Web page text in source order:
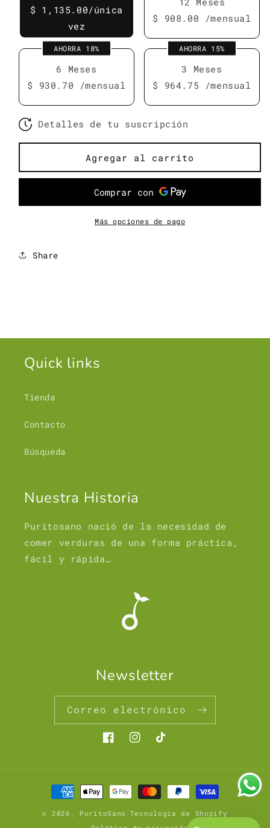
$ 1,135.00/única
vez
$ 908.00
/mensual
AHORRA 18%
6 Meses
$ 930.70
/mensual
AHORRA 15%
3 Meses
$ 964.75
/mensual
Detalles de tu suscripción
Agregar al carrito
Más opciones de pago
Share
Quick links
Tienda
Contacto
Búsqueda
Nuestra Historia
Puritosano nació de la necesidad de
comer verduras de una forma práctica,
fácil y rápida…
Newsletter
Correo electrónico
FacebookInstagram
TikTok
Formas
de
pago
© 2026, PuritoSano Tecnología de Shopify